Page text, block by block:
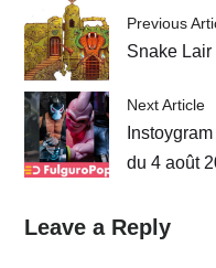
Previous
Snake Lair
Next Article
du 4 août
Leave a Reply